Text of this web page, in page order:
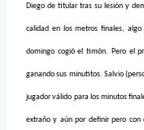
Diego de titular tras su lesión y
calidad en los metros finales,
domingo cogió el timón. Pero el
ganando sus minutitos. Salvio
jugador válido para los minutos
extraño y aún por definir pero